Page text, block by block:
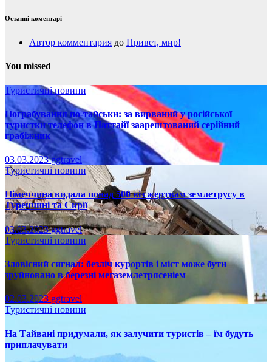
Останні коментарі
Автор комментария до Привет, мир!
You missed
Туристичні новини
Пограбування по-тайськи: за вирваний у російської
туристки телефон в Паттайї заарештований серійний
грабіжник
03.03.2023ggtravel
Туристичні новини
Німеччина видала понад 500 віз жертвам землетрусу в
Туреччині та Сирії
03.03.2023ggtravel
Туристичні новини
Зловісний сигнал: безліч курортів і міст може бути
зруйновано в березні мегаземлетрясеніем
02.03.2023 ggtravel
Туристичні новини
На Тайвані придумали, як залучити туристів – їм будуть
приплачувати